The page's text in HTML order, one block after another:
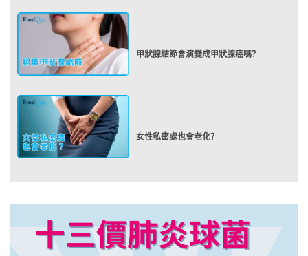
甲狀腺結節會演變成甲狀腺癌嗎？
女性私密處也會老化？